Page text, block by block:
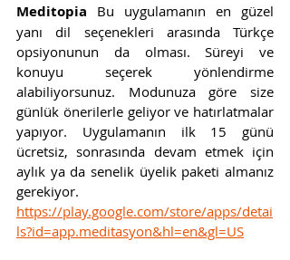
Meditopia Bu uygulamanın en güzel
yanı dil seçenekleri arasında Türkçe
opsiyonunun da olması. Süreyi ve
konuyu seçerek yönlendirme
alabiliyorsunuz. Modunuza göre size
günlük önerilerle geliyor ve hatırlatmalar
yapıyor. Uygulamanın ilk 15 günü
ücretsiz, sonrasında devam etmek için
aylık ya da senelik üyelik paketi almanız
gerekiyor.
https://play.google.com/store/apps/detai
ls?id=app.meditasyon&hl=en&gl=US